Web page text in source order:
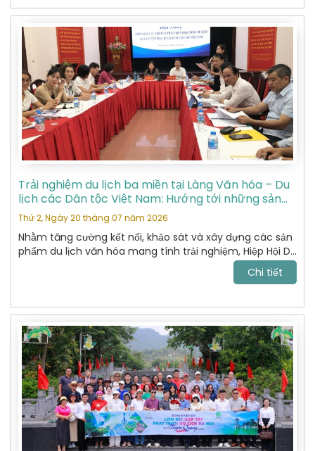
tỉnh Tuyên Quang – nơi yên nghỉ của gần 2.000 Anh
bảo vệ biên giới phía Bắc của Tổ quốc giai đoạn 1979 -
1989.
Trải nghiệm du lịch ba miền tại Làng Văn hóa – Du
lịch các Dân tộc Việt Nam: Hướng tới những sản
phẩm du lịch văn hóa đặc sắc
Thứ 2, Ngày 20 tháng 07 năm 2026
Nhằm tăng cường kết nối, khảo sát và xây dựng các sản
phẩm du lịch văn hóa mang tính trải nghiệm, Hiệp Hội Du
Lịch Hoàn Kiếm đã tham gia chương trình khảo sát thực
tế tại Làng Văn hóa – Du lịch các Dân tộc Việt Nam do
Chi tiết